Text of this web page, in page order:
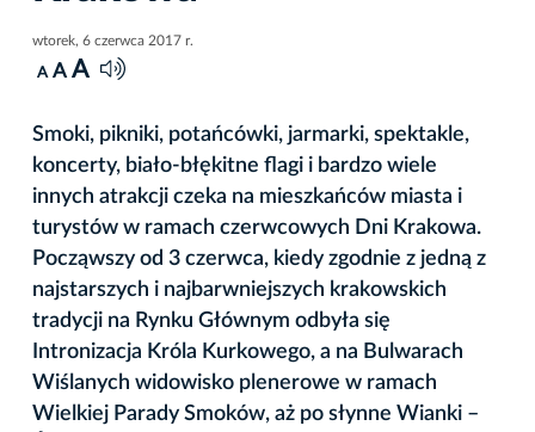
wtorek, 6 czerwca 2017 r.
A A A
Smoki, pikniki, potańcówki, jarmarki, spektakle,
koncerty, biało-błękitne flagi i bardzo wiele
innych atrakcji czeka na mieszkańców miasta i
turystów w ramach czerwcowych Dni Krakowa.
Począwszy od 3 czerwca, kiedy zgodnie z jedną z
najstarszych i najbarwniejszych krakowskich
tradycji na Rynku Głównym odbyła się
Intronizacja Króla Kurkowego, a na Bulwarach
Wiślanych widowisko plenerowe w ramach
Wielkiej Parady Smoków, aż po słynne Wianki –